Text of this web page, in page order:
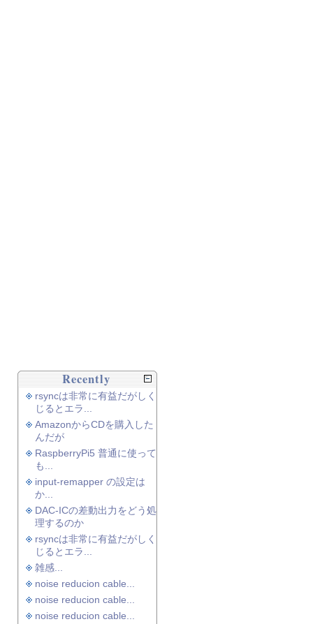
Recently
rsyncは非常に有益だがしく
じるとエラ...
AmazonからCDを購入した
んだが
RaspberryPi5 普通に使って
も...
input-remapper の設定は
か...
DAC-ICの差動出力をどう処
理するのか
rsyncは非常に有益だがしく
じるとエラ...
雑感...
noise reducion cable...
noise reducion cable...
noise reducion cable...